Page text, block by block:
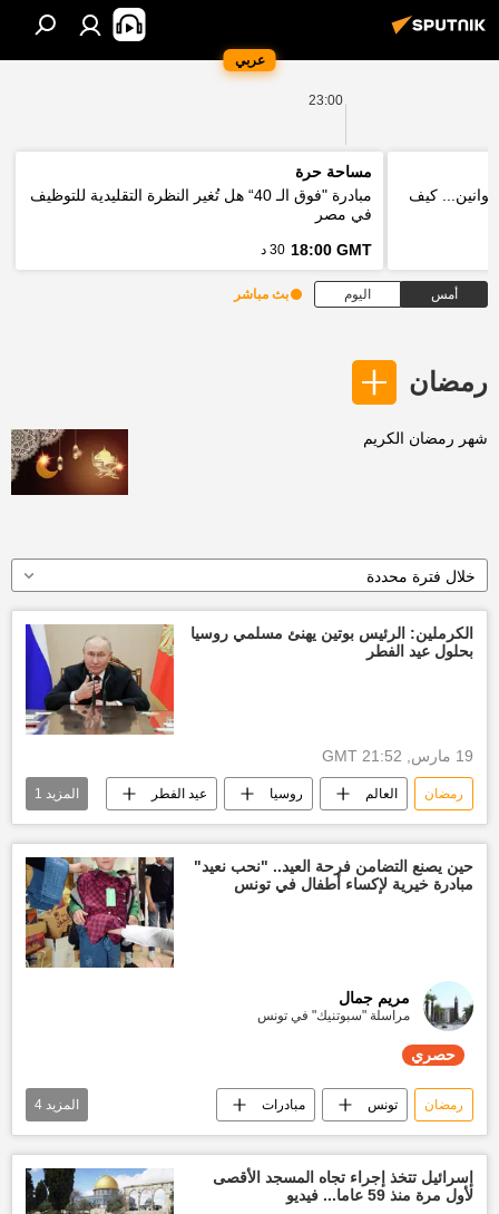
عربي
23:00
كيف
مساحة حرة
مبادرة "فوق الـ 40“ هل تُغير النظرة التقليدية للتوظيف
في مصر
18:00 GMT 30 د
أمس اليوم بث مباشر
رمضان
شهر رمضان الكريم
خلال فترة محددة
الكرملين: الرئيس بوتين يهنئ مسلمي روسيا
بحلول عيد الفطر
19 مارس, 21:52 GMT
رمضان العالم روسيا عيد الفطر
رسالة تهنئة
المزيد 1
حين يصنع التضامن فرحة العيد.. "نحب نعيد"
مبادرة خيرية لإكساء أطفال في تونس
مريم جمال
مراسلة "سبوتنيك" في تونس
حصري
رمضان تونس مبادرات
حملة تطوعية عيد الفطر
توزيع المساعدات تقارير سبوتنيك
حصري
المزيد 4
إسرائيل تتخذ إجراء تجاه المسجد الأقصى
لأول مرة منذ 59 عاما... فيديو